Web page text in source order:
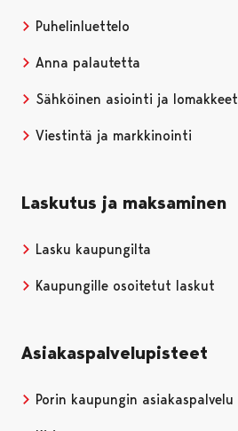
Puhelinluettelo
Anna palautetta
Sähköinen asiointi ja lomakkeet
Viestintä ja markkinointi
Laskutus ja maksaminen
Lasku kaupungilta
Kaupungille osoitetut laskut
Asiakaspalvelupisteet
Porin kaupungin asiakaspalvelu